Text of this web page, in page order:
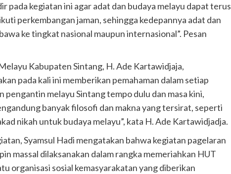
pada kegiatan ini agar adat dan budaya melayu dapat terus
perkembangan jaman, sehingga kedepannya adat dan
ke tingkat nasional maupun internasional”. Pesan
Kabupaten Sintang, H. Ade Kartawidjaja,
pada kali ini memberikan pemahaman dalam setiap
pengantin melayu Sintang tempo dulu dan masa kini,
banyak filosofi dan makna yang tersirat, seperti
nikah untuk budaya melayu”, kata H. Ade Kartawidjadja.
Syamsul Hadi mengatakan bahwa kegiatan pagelaran
massal dilaksanakan dalam rangka memeriahkan HUT
organisasi sosial kemasyarakatan yang diberikan